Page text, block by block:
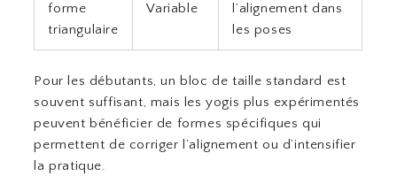
forme
triangulaire
Variable
l’alignement dans
les poses
Pour les débutants, un bloc de taille standard est
souvent suffisant, mais les yogis plus expérimentés
peuvent bénéficier de formes spécifiques qui
permettent de corriger l’alignement ou d’intensifier
la pratique.